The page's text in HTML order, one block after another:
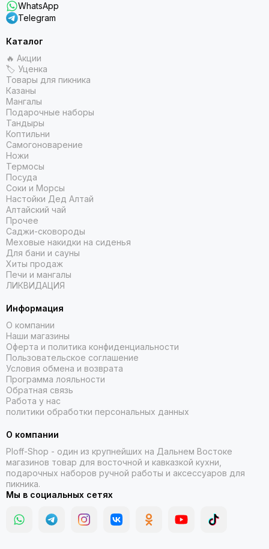
WhatsApp
Telegram
Каталог
🔥 Акции
🏷 Уценка
Товары для пикника
Казаны
Мангалы
Подарочные наборы
Тандыры
Коптильни
Самогоноварение
Ножи
Термосы
Посуда
Соки и Морсы
Настойки Дед Алтай
Алтайский чай
Прочее
Саджи-сковороды
Меховые накидки на сиденья
Для бани и сауны
Хиты продаж
Печи и мангалы
ЛИКВИДАЦИЯ
Информация
О компании
Наши магазины
Оферта и политика конфиденциальности
Пользовательское соглашение
Условия обмена и возврата
Программа лояльности
Обратная связь
Работа у нас
политики обработки персональных данных
О компании
Ploff-Shop - один из крупнейших на Дальнем Востоке
магазинов товар для восточной и кавказкой кухни,
подарочных наборов ручной работы и аксессуаров для
пикника.
Мы в социальных сетях